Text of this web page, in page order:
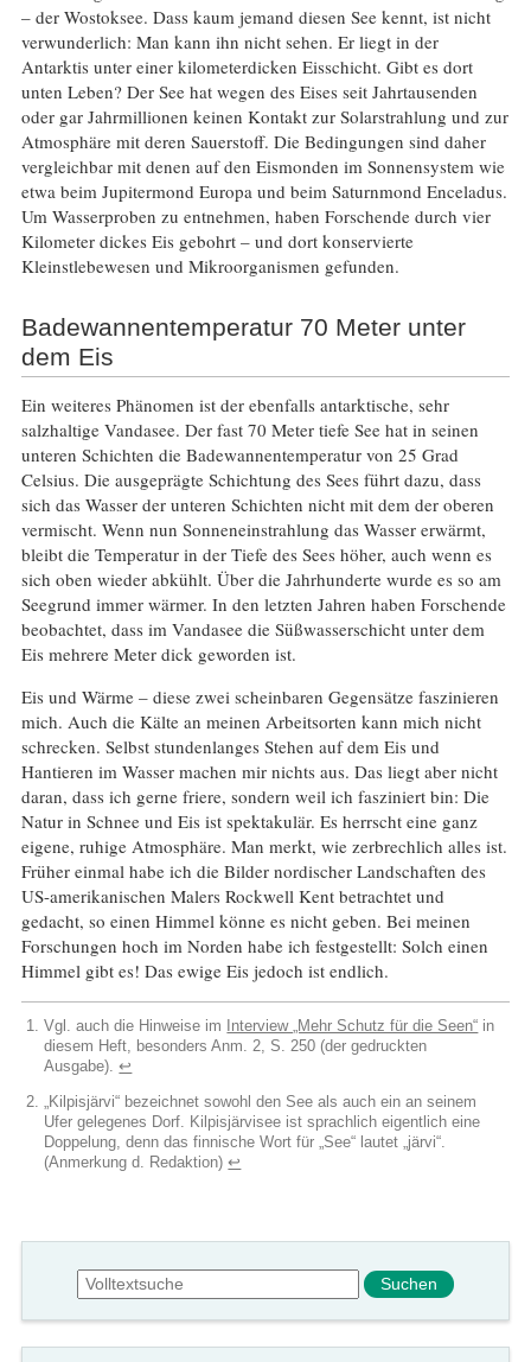
– der Wostoksee. Dass kaum jemand diesen See kennt, ist nicht
verwunderlich: Man kann ihn nicht sehen. Er liegt in der
Antarktis unter einer kilometerdicken Eisschicht. Gibt es dort
unten Leben? Der See hat wegen des Eises seit Jahrtausenden
oder gar Jahrmillionen keinen Kontakt zur Solarstrahlung und zur
Atmosphäre mit deren Sauerstoff. Die Bedingungen sind daher
vergleichbar mit denen auf den Eismonden im Sonnensystem wie
etwa beim Jupitermond Europa und beim Saturnmond Enceladus.
Um Wasserproben zu entnehmen, haben Forschende durch vier
Kilometer dickes Eis gebohrt – und dort konservierte
Kleinstlebewesen und Mikroorganismen gefunden.
Badewannentemperatur 70 Meter unter
dem Eis
Ein weiteres Phänomen ist der ebenfalls antarktische, sehr
salzhaltige Vandasee. Der fast 70 Meter tiefe See hat in seinen
unteren Schichten die Badewannentemperatur von 25 Grad
Celsius. Die ausgeprägte Schichtung des Sees führt dazu, dass
sich das Wasser der unteren Schichten nicht mit dem der oberen
vermischt. Wenn nun Sonneneinstrahlung das Wasser erwärmt,
bleibt die Temperatur in der Tiefe des Sees höher, auch wenn es
sich oben wieder abkühlt. Über die Jahrhunderte wurde es so am
Seegrund immer wärmer. In den letzten Jahren haben Forschende
beobachtet, dass im Vandasee die Süßwasserschicht unter dem
Eis mehrere Meter dick geworden ist.
Eis und Wärme – diese zwei scheinbaren Gegensätze faszinieren
mich. Auch die Kälte an meinen Arbeitsorten kann mich nicht
schrecken. Selbst stundenlanges Stehen auf dem Eis und
Hantieren im Wasser machen mir nichts aus. Das liegt aber nicht
daran, dass ich gerne friere, sondern weil ich fasziniert bin: Die
Natur in Schnee und Eis ist spektakulär. Es herrscht eine ganz
eigene, ruhige Atmosphäre. Man merkt, wie zerbrechlich alles ist.
Früher einmal habe ich die Bilder nordischer Landschaften des
US-amerikanischen Malers Rockwell Kent betrachtet und
gedacht, so einen Himmel könne es nicht geben. Bei meinen
Forschungen hoch im Norden habe ich festgestellt: Solch einen
Himmel gibt es! Das ewige Eis jedoch ist endlich.
Vgl. auch die Hinweise im Interview „Mehr Schutz für die Seen“ in
diesem Heft, besonders Anm. 2, S. 250 (der gedruckten
Ausgabe).↩︎
„Kilpisjärvi“ bezeichnet sowohl den See als auch ein an seinem
Ufer gelegenes Dorf. Kilpisjärvisee ist sprachlich eigentlich eine
Doppelung, denn das finnische Wort für „See“ lautet „järvi“.
(Anmerkung d. Redaktion)↩︎
Suchformular
Suche